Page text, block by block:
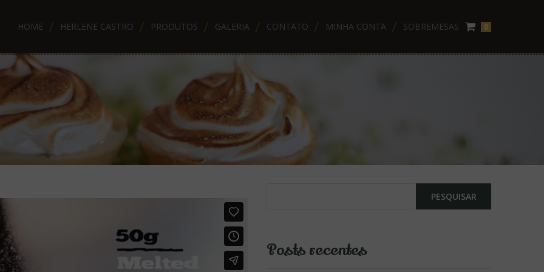
0
HOME HERLENE CASTRO PRODUTOS GALERIA CONTATO MINHA CONTA SOBREMESAS
Posts recentes